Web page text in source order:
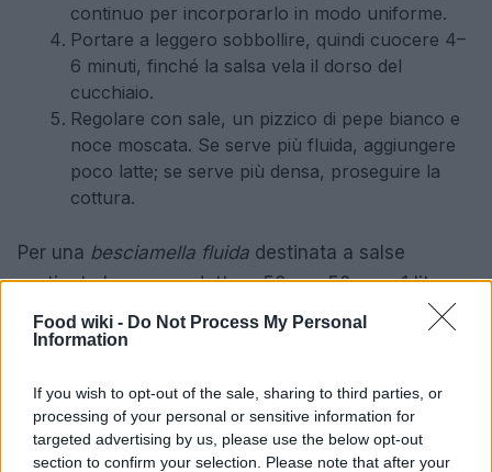
Food wiki - Do Not Process My Personal
Information
If you wish to opt-out of the sale, sharing to third parties, or
processing of your personal or sensitive information for
targeted advertising by us, please use the below opt-out
section to confirm your selection. Please note that after your
continuo per incorporarlo in modo uniforme.
Portare a leggero sobbollire, quindi cuocere 4–
6 minuti, finché la salsa vela il dorso del
cucchiaio.
Regolare con sale, un pizzico di pepe bianco e
noce moscata. Se serve più fluida, aggiungere
poco latte; se serve più densa, proseguire la
cottura.
Per una besciamella fluida destinata a salse
gratinate leggere, adottare 50 g + 50 g su 1 litro.
Per unafarcia sostenutao timballi, ricorrere a 100
g + 100 g. La densità si verifica con la prova del
restare netta ma non eccessivamente spessa.